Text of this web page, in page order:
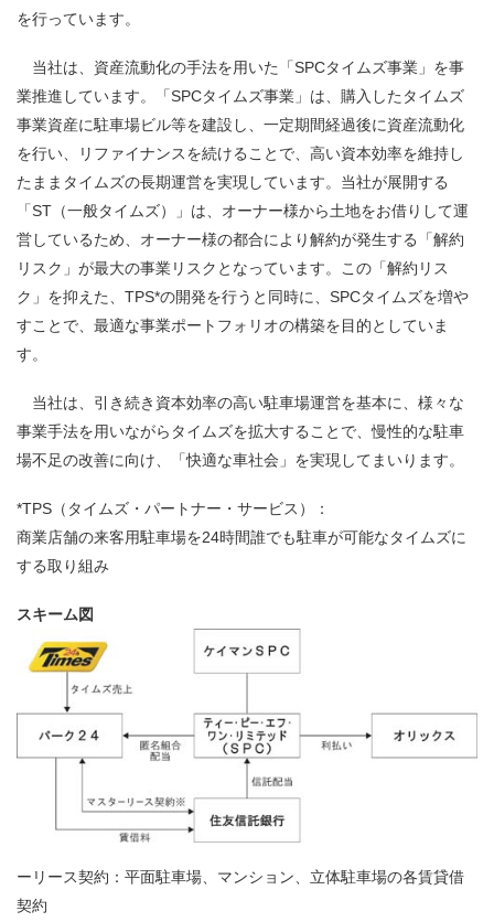
を行っています。
当社は、資産流動化の手法を用いた「SPCタイムズ事業」を事
業推進しています。「SPCタイムズ事業」は、購入したタイムズ
事業資産に駐車場ビル等を建設し、一定期間経過後に資産流動化
を行い、リファイナンスを続けることで、高い資本効率を維持し
たままタイムズの長期運営を実現しています。当社が展開する
「ST（一般タイムズ）」は、オーナー様から土地をお借りして運
営しているため、オーナー様の都合により解約が発生する「解約
リスク」が最大の事業リスクとなっています。この「解約リス
ク」を抑えた、TPS*の開発を行うと同時に、SPCタイムズを増や
すことで、最適な事業ポートフォリオの構築を目的としていま
す。
当社は、引き続き資本効率の高い駐車場運営を基本に、様々な
事業手法を用いながらタイムズを拡大することで、慢性的な駐車
場不足の改善に向け、「快適な車社会」を実現してまいります。
*TPS（タイムズ・パートナー・サービス）：
商業店舗の来客用駐車場を24時間誰でも駐車が可能なタイムズに
する取り組み
スキーム図
ーリース契約：平面駐車場、マンション、立体駐車場の各賃貸借
契約